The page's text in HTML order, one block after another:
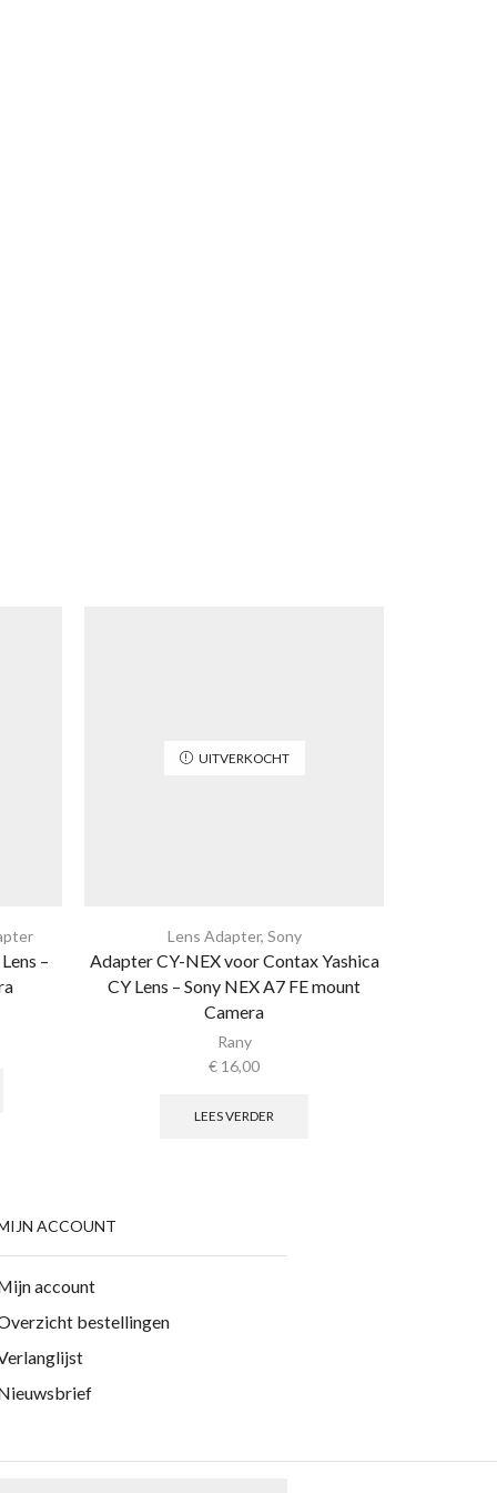
–
UITVERKOCHT
Lens Adapter, Sony
Adapter CY-NEX voor Contax Yashica
CY Lens – Sony NEX A7 FE mount
Camera
Rany
€ 16,00
LEES VERDER
ACCOUNT
account
bestellingen